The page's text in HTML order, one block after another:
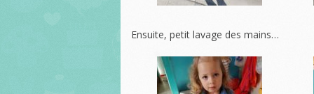
❅
Ensuite, petit lavage des mains…